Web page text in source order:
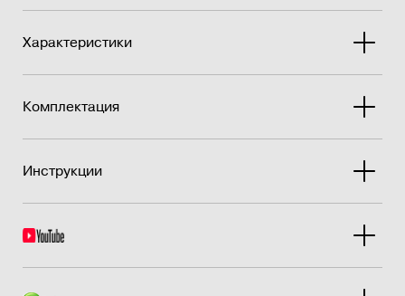
Характеристики
Комплектация
Инструкции